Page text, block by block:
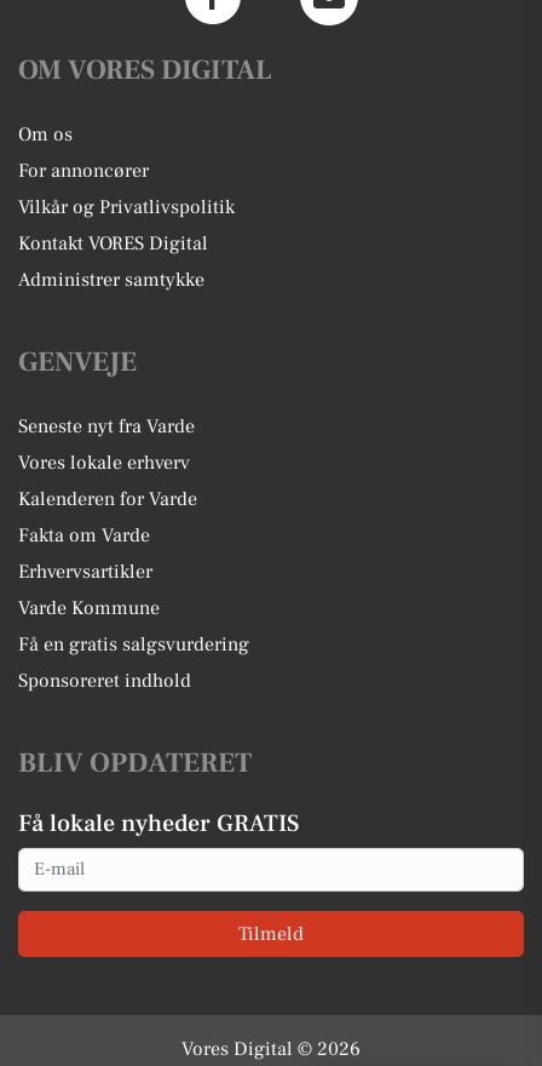
OM VORES DIGITAL
Om os
For annoncører
Vilkår og Privatlivspolitik
Kontakt VORES Digital
Administrer samtykke
GENVEJE
Seneste nyt fra Varde
Vores lokale erhverv
Kalenderen for Varde
Fakta om Varde
Erhvervsartikler
Varde Kommune
Få en gratis salgsvurdering
Sponsoreret indhold
BLIV OPDATERET
Få lokale nyheder GRATIS
Email
Tilmeld
Vores Digital © 2026